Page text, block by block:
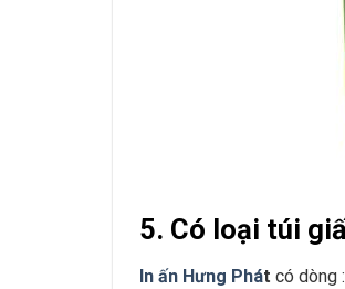
5. Có loại túi
In ấn Hưng Phát có dòng :